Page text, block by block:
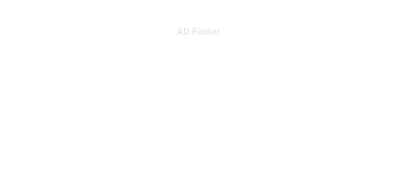
AD Footer